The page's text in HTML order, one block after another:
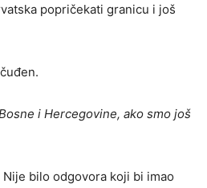
popričekati granicu i još
i Hercegovine, ako smo još
bilo odgovora koji bi imao